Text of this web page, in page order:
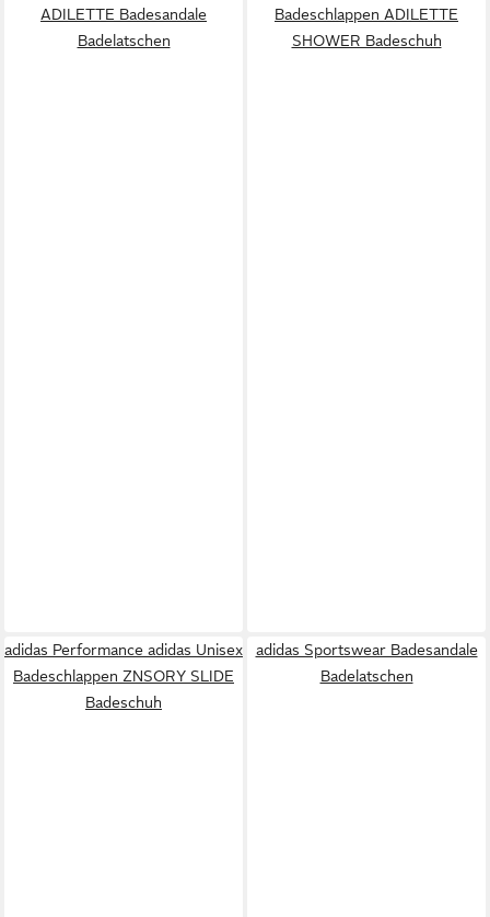
ADILETTE Badesandale
Badelatschen
Badeschlappen ADILETTE
SHOWER Badeschuh
adidas Performance adidas Unisex
Badeschlappen ZNSORY SLIDE
Badeschuh
adidas Sportswear Badesandale
Badelatschen